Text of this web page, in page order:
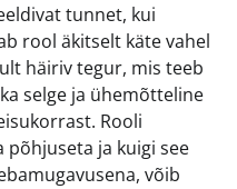
tunnet, kui
rool äkitselt käte vahel
häiriv tegur, mis teeb
selge ja ühemõtteline
Rooli
ja kuigi see
võib